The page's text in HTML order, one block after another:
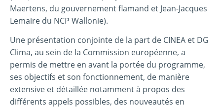
Maertens, du gouvernement flamand et Jean-Jacques
Lemaire du NCP Wallonie).
Une présentation conjointe de la part de CINEA et DG
Clima, au sein de la Commission européenne, a
permis de mettre en avant la portée du programme,
ses objectifs et son fonctionnement, de manière
extensive et détaillée notamment à propos des
différents appels possibles, des nouveautés en